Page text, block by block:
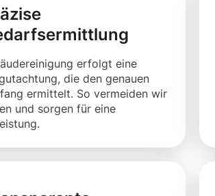
erfolgt eine
die den genauen
ermittelt. So vermeiden wir
und sorgen für eine